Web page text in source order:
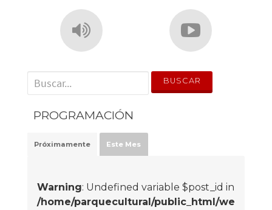
' . __('Search for:') . '
PROGRAMACIÓN
Próximamente Este Mes
Warning: Undefined variable $post_id in
/home/parquecultural/public_html/we